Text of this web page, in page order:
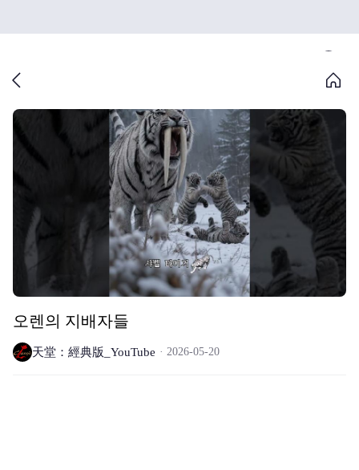
오렌의 지배자들
天堂：經典版_YouTube 2026-05-20